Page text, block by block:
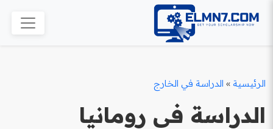
الرئيسية » الدراسة في الخارج
الدراسة في رومانيا